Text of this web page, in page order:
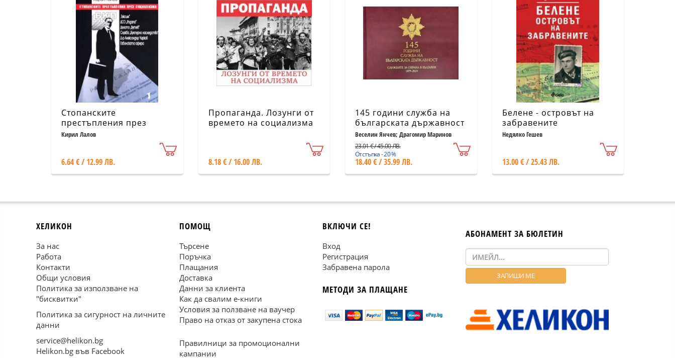
Стопанските
престъпления през
социализма
Кирил Лалов
6.64 € / 12.99 ЛВ.
Пропаганда. Лозунги от
времето на социализма
8.18 € / 16.00 ЛВ.
145 години служба на
българската държавност
1879 - 2024
Веселин Янчев; Драгомир Маринов
23.01 € / 45.00 ЛВ.
Отстъпка - 20 %
18.40 € / 35.99 ЛВ.
Белене - островът на
забравените
Недялко Гешев
13.00 € / 25.43 ЛВ.
ХЕЛИКОН
За нас
Работа
Контакти
Общи условия
Политика за използване на
"бисквитки"
Политика за сигурност на личните
данни
service@helikon.bg
Helikon.bg във Facebook
ПОМОЩ
Търсене
Поръчка
Плащания
Доставка
Данни за клиента
Как да свалим е-книги
Условия за ползване на ваучер
Право на отказ от закупена стока
Правилници за промоционални
кампании
ВКЛЮЧИ СЕ!
Вход
Регистрация
Забравена парола
МЕТОДИ ЗА ПЛАЩАНЕ
АБОНАМЕНТ ЗА БЮЛЕТИН